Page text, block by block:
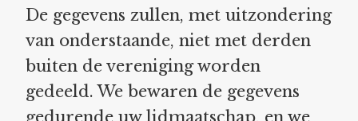
De gegevens zullen, met uitzondering
van onderstaande, niet met derden
buiten de vereniging worden
gedeeld. We bewaren de gegevens
gedurende uw lidmaatschap, en we